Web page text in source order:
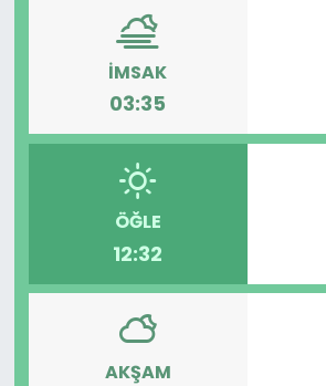
İMSAK
03:35
ÖĞLE
12:32
AKŞAM
SAĞLIK
Siyaset
SPOR
TEKNOLOJİ
Yaşam
YEREL POLİTİKA
YEREL YÖNETİMLER